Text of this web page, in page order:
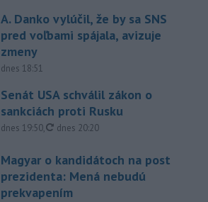
A. Danko vylúčil, že by sa SNS
pred voľbami spájala, avizuje
zmeny
dnes 18:51
Senát USA schválil zákon o
sankciách proti Rusku
dnes 19:50, aktualizované
dnes 20:20
Magyar o kandidátoch na post
prezidenta: Mená nebudú
prekvapením